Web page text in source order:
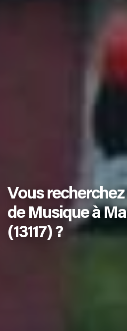
Vous
de Musique à
(13117) ?